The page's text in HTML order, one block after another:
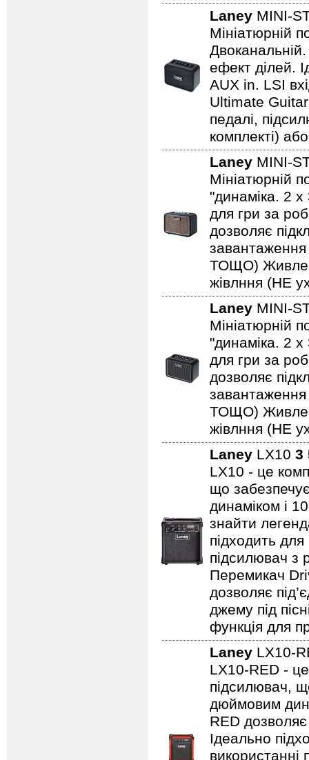
Laney MINI-
Мініатюрній
ефект ділей.
AUX in. LSI
Ultimate Guitar
педалі,
комплекті)
Laney MINI-
Мініатюрній
"динаміка. 2
для гри за
дозволяє
завантаження
ТОЩО)
жівлння (НЕ
Laney MINI-
Мініатюрній
"динаміка. 2
для гри за
дозволяє
завантаження
ТОЩО)
жівлння (НЕ
Laney LX10 3
LX10 - це
що
динаміком і
знайти
підходить
підсилювач з
Перемикач
дозволяє
джему під
функція для
Laney LX10-
LX10-RED -
підсилювач,
дюймовим
RED
Ідеально
використанні